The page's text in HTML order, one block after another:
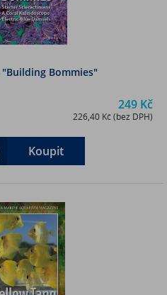
"Building Bommies"
249 Kč
226,40 Kč (bez DPH)
Koupit